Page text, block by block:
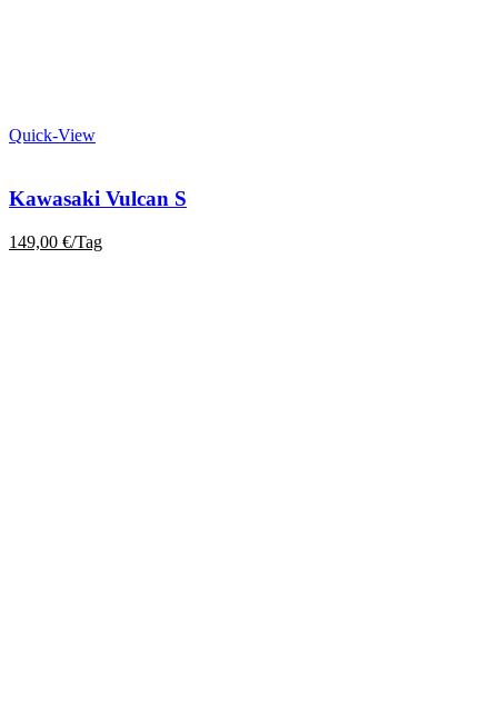
Quick-View
Kawasaki Vulcan S
149,00 €/Tag